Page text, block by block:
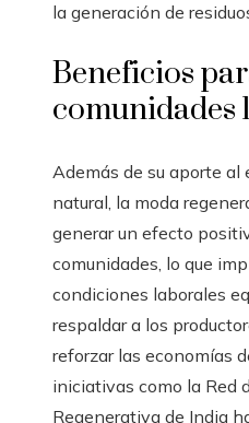
la generación de
Beneficios
comunidades
Además de su aporte al
natural, la moda
generar un efecto
comunidades, lo que
condiciones laborales
respaldar a los
reforzar las economías
iniciativas como la Red
Regenerativa de India